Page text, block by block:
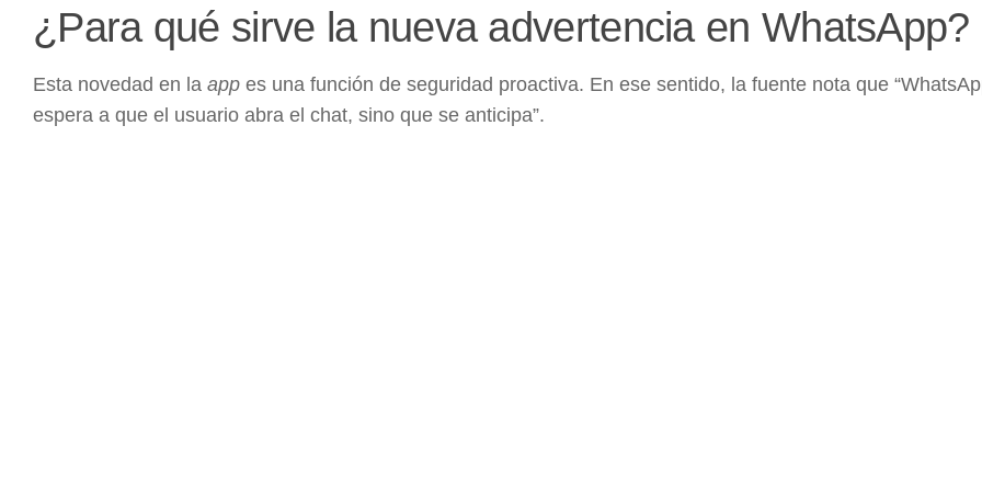
¿Para qué sirve la nueva advertencia en WhatsApp?
Esta novedad en la app es una función de seguridad proactiva. En ese sentido, la fuente nota que
espera a que el usuario abra el chat, sino que se anticipa”.